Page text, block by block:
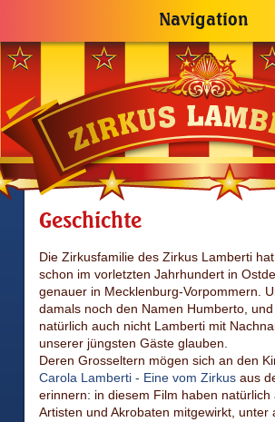
Navigation
Geschichte
Die Zirkusfamilie des Zirkus Lamberti
schon im vorletzten Jahrhundert in
genauer in Mecklenburg-Vorpommern.
damals noch den Namen Humberto,
natürlich auch nicht Lamberti mit
unserer jüngsten Gäste glauben.
Deren Grosseltern mögen sich an den
Carola Lamberti - Eine vom Zirkusaus
erinnern: in diesem Film haben natürlich
Artisten und Akrobaten mitgewirkt, unter